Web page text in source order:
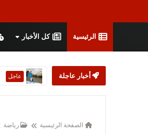
الرئيسية كل الأخبار
أخبار عاجلة عاجل
الصفحة الرئيسية رياضة